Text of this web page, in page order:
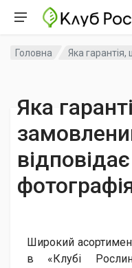
Головна Яка гарантія,
Яка
Широкий
в «Клубі